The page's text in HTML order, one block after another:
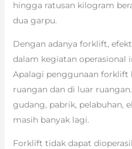
hingga ratusan kilogram
dua garpu.
Dengan adanya forklift,
dalam kegiatan operasional
Apalagi penggunaan forklift
ruangan dan di luar
gudang, pabrik, pelabuhan,
masih banyak lagi.
Forklift tidak dapat